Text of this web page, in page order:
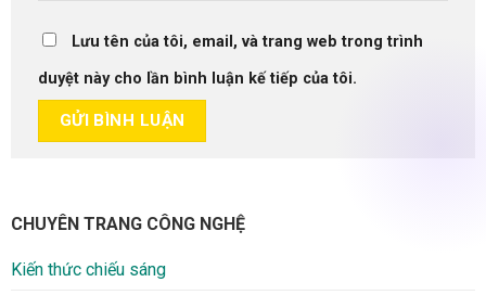
Lưu tên của tôi, email, và trang web trong trình
duyệt này cho lần bình luận kế tiếp của tôi.
CHUYÊN TRANG CÔNG NGHỆ
Kiến thức chiếu sáng